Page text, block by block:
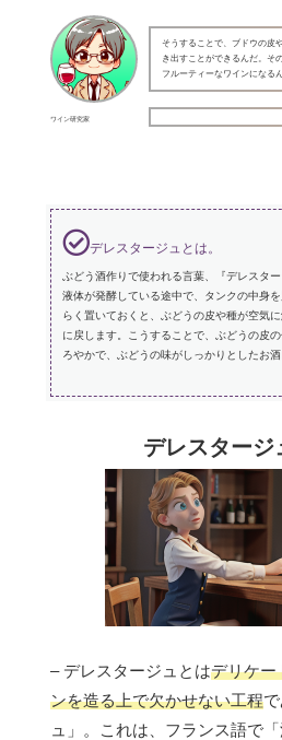
ワイン研究家
そうすることで、ブドウの皮
き出すことができるんだ。そ
フルーティーなワインになるん
デレスタージュとは。
ぶどう酒作りで使われる言葉、『デレスタ
液体が発酵している途中で、タンクの中身
らく置いておくと、ぶどうの皮や種が空気
に戻します。こうすることで、ぶどうの皮
ろやかで、ぶどうの味がしっかりとしたお酒
デレスタージ
– デレスタージュとはデリケー
ンを造る上で欠かせない工程
ュ」。これは、フランス語で